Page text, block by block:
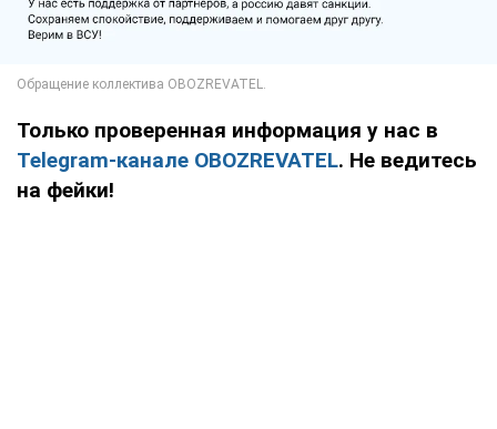
Только проверенная информация у нас в
Telegram-канале OBOZREVATEL. Не ведитесь
на фейки!